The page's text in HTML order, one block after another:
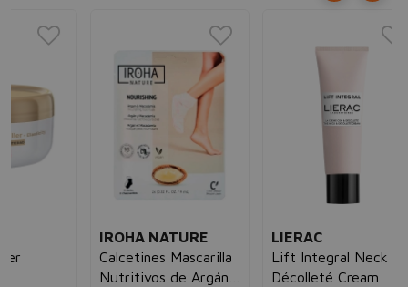
IROHA NATURE
Calcetines Mascarilla
Nutritivos de Argán
Lift Integral Neck &
Décolleté Cream